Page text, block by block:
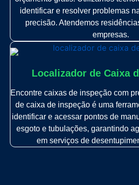
identificar e resolver problemas
precisão. Atendemos
empresas.
Localizador de Caixa
Encontre caixas de inspeção com
de caixa de inspeção é uma
identificar e acessar pontos de
esgoto e tubulações, garantindo
em serviços de